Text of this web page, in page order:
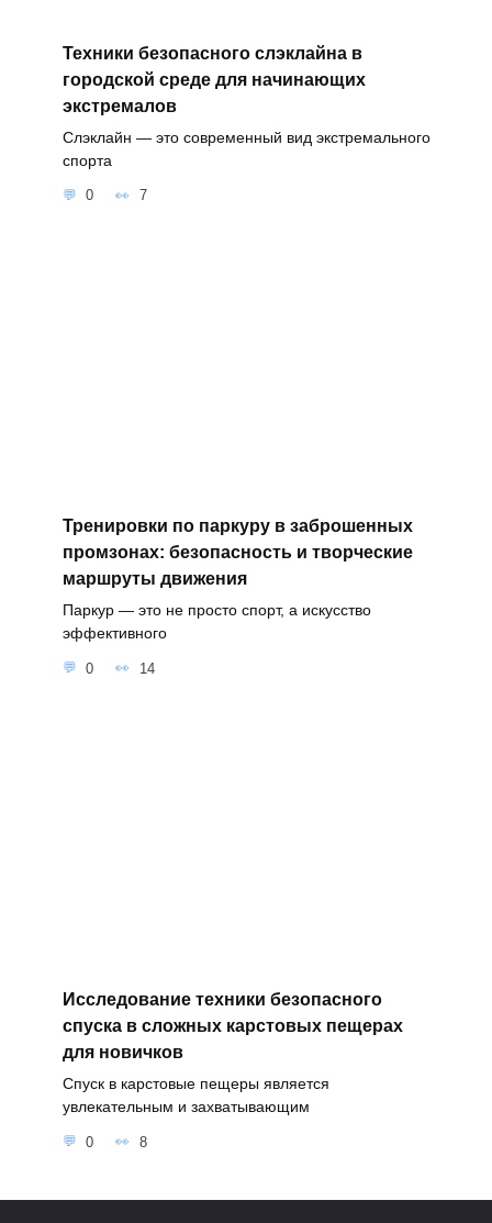
Техники безопасного слэклайна в
городской среде для начинающих
экстремалов
Слэклайн — это современный вид экстремального
спорта
0 7
Тренировки по паркуру в заброшенных
промзонах: безопасность и творческие
маршруты движения
Паркур — это не просто спорт, а искусство
эффективного
0 14
Исследование техники безопасного
спуска в сложных карстовых пещерах
для новичков
Спуск в карстовые пещеры является
увлекательным и захватывающим
0 8